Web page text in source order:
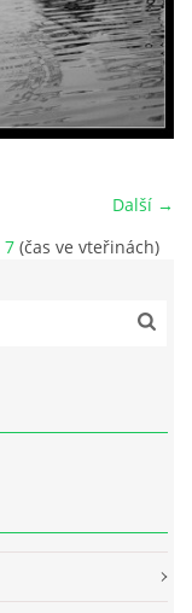
Další →
7 (čas ve vteřinách)